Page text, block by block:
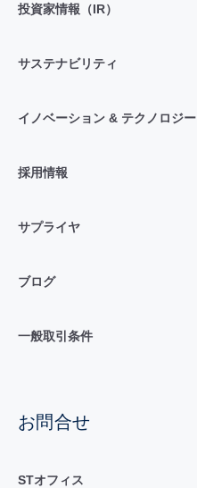
投資家情報（IR）
サステナビリティ
イノベーション & テクノロジー
採用情報
サプライヤ
ブログ
一般取引条件
お問合せ
STオフィス